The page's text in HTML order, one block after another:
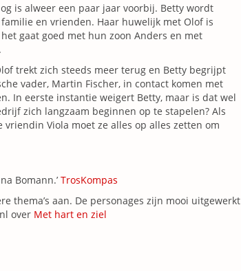
is alweer een paar jaar voorbij. Betty wordt
en vrienden. Haar huwelijk met Olof is
gaat goed met hun zoon Anders en met
trekt zich steeds meer terug en Betty begrijpt
vader, Martin Fischer, in contact komen met
In eerste instantie weigert Betty, maar is dat wel
zich langzaam beginnen op te stapelen? Als
Viola moet ze alles op alles zetten om
Bomann.’ TrosKompas
thema’s aan. De personages zijn mooi uitgewerkt
over Met hart en ziel